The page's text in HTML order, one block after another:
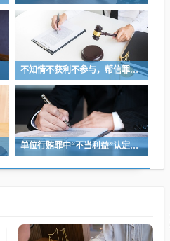
不知情不获利不参与，帮信罪能免责吗
单位行贿罪中“不当利益”认定标准解析